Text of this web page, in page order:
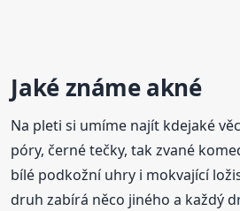
Jaké známeakné
Na pleti si umíme najít kdejaké
póry, černé tečky, tak zvané
bílé podkožní uhry i mokvající
druh zabírá něco jiného a každý